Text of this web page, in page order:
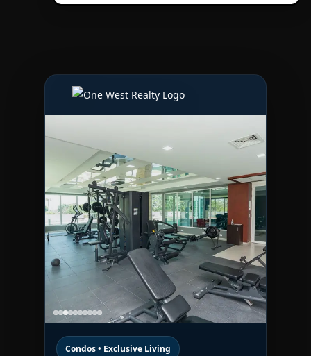
Condos • Exclusive Living